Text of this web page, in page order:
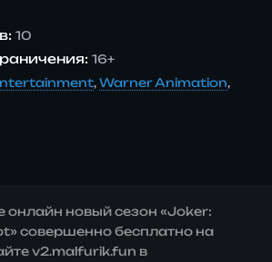
10
16+
,Warner Animation,
онлайн новый сезон «Joker:
совершенно бесплатно на
v2.malfurik.fun в